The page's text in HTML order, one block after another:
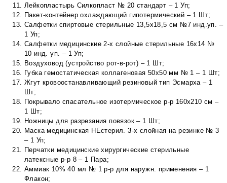
Лейкопластырь Силкопласт № 20 стандарт – 1 Уп;
Пакет-контейнер охлаждающий гипотермический – 1 Шт;
Салфетки спиртовые стерильные 13,5х18,5 см №7 инд.уп. –
1 Уп;
Салфетки медицинские 2-х слойные стерильные 16х14 №
10 инд. уп. – 1 Уп;
Воздуховод (устройство рот-в-рот) – 1 Шт;
Губка гемостатическая коллагеновая 50х50 мм № 1 – 1 Шт;
Жгут кровоостанавливающий резиновый тип Эсмарха – 1
Шт;
Покрывало спасательное изотермическое р-р 160х210 см –
1 Шт;
Ножницы для разрезания повязок – 1 Шт;
Маска медицинская НЕстерил. 3-х слойная на резинке № 3
– 1 Уп;
Перчатки медицинские хирургические стерильные
латексные р-р 8 – 1 Пара;
Аммиак 10% 40 мл № 1 р-р для наружн. применения – 1
Флакон;